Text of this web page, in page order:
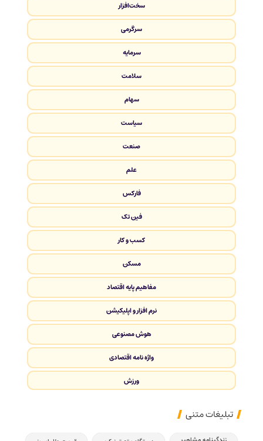
سخت‌افزار
سرگرمی
سرمایه
سلامت
سهام
سیاست
صنعت
علم
فارکس
فین تک
کسب و کار
مسکن
مفاهیم پایه اقتصاد
نرم افزار و اپلیکیشن
هوش مصنوعی
واژه نامه اقتصادی
ورزش
تبلیغات متنی